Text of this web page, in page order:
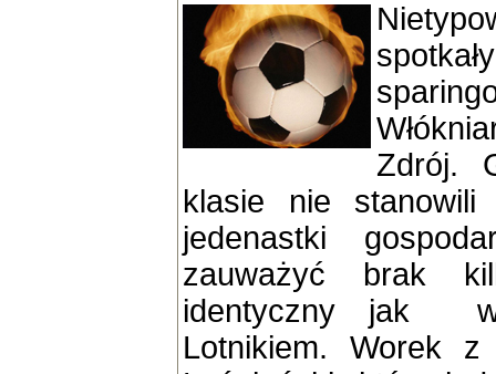
Zdrój.
klasie nie stanowili
jedenastki
zauważyć brak
identyczny jak
Lotnikiem. Worek z